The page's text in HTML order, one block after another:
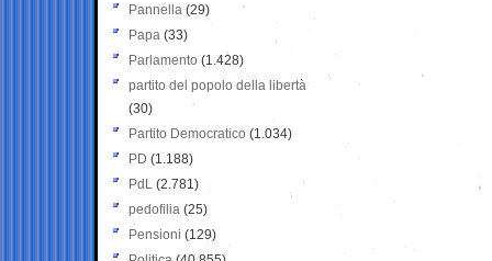
Pannella (29)
Papa (33)
Parlamento (1.428)
partito del popolo della libertà
(30)
Partito Democratico (1.034)
PD (1.188)
PdL (2.781)
pedofilia (25)
Pensioni (129)